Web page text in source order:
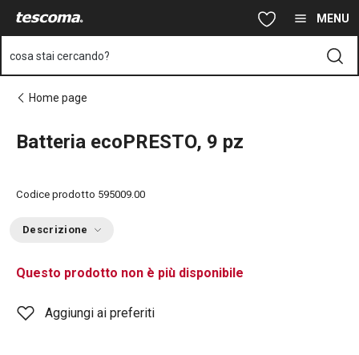
Vai al contenuto principale MENU
cosa stai cercando?
Home page
Batteria ecoPRESTO, 9 pz
Codice prodotto 595009.00
Descrizione
Questo prodotto non è più disponibile
Aggiungi ai preferiti